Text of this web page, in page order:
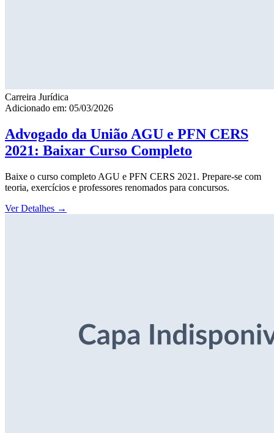
Carreira Jurídica
Adicionado em: 05/03/2026
Advogado da União AGU e PFN CERS
2021: Baixar Curso Completo
Baixe o curso completo AGU e PFN CERS 2021. Prepare-se com
teoria, exercícios e professores renomados para concursos.
Ver Detalhes →